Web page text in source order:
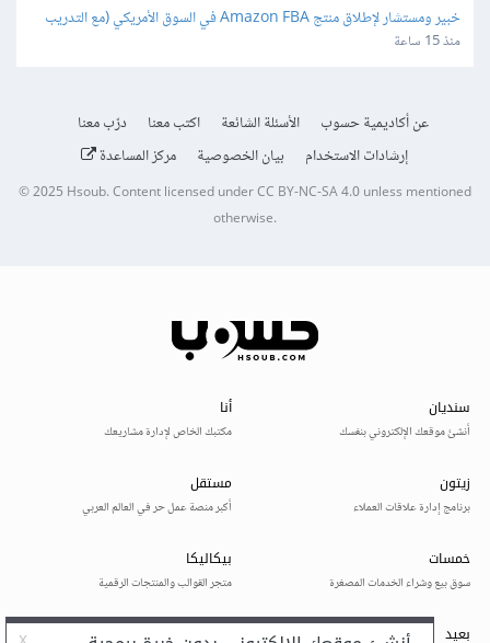
ونقل الخبرة)
منذ 15 ساعة
عن أكاديمية حسوب الأسئلة الشائعة اكتب معنا
درّب معنا
إرشادات الاستخدام
بيان الخصوصية مركز المساعدة
© 2025 Hsoub.Content licensed underCC BY-NC-SA 4.0unless mentioned
otherwise.